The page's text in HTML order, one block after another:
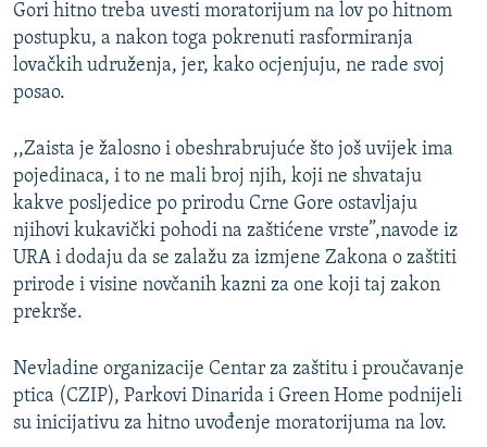
Gori hitno treba uvesti moratorijum na lov po hitnom
postupku, a nakon toga pokrenuti rasformiranja
lovačkih udruženja, jer, kako ocjenjuju, ne rade svoj
posao.
,,Zaista je žalosno i obeshrabrujuće što još uvijek ima
pojedinaca, i to ne mali broj njih, koji ne shvataju
kakve posljedice po prirodu Crne Gore ostavljaju
njihovi kukavički pohodi na zaštićene vrste”,navode iz
URA i dodaju da se zalažu za izmjene Zakona o zaštiti
prirode i visine novčanih kazni za one koji taj zakon
prekrše.
Nevladine organizacije Centar za zaštitu i proučavanje
ptica (CZIP), Parkovi Dinarida i Green Home podnijeli
su inicijativu za hitno uvođenje moratorijuma na lov.